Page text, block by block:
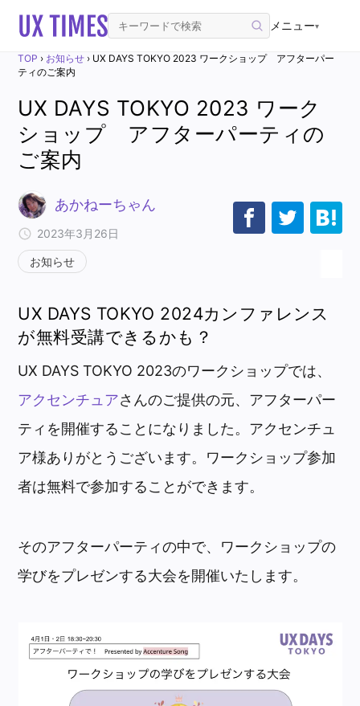
メニュー▾
TOP › お知らせ › UX DAYS TOKYO 2023 ワークショップ アフターパー
ティのご案内
UX DAYS TOKYO 2023 ワーク
ショップ アフターパーティの
ご案内
あかねーちゃん
2023年3月26日
お知らせ
UX DAYS TOKYO 2024カンファレンス
が無料受講できるかも？
UX DAYS TOKYO 2023のワークショップでは、
アクセンチュアさんのご提供の元、アフターパー
ティを開催することになりました。アクセンチュ
ア様ありがとうございます。ワークショップ参加
者は無料で参加することができます。
そのアフターパーティの中で、ワークショップの
学びをプレゼンする大会を開催いたします。